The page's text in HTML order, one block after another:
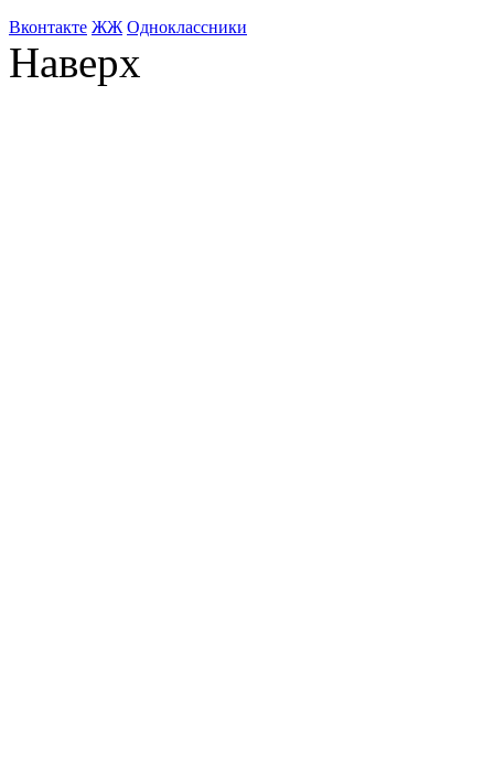
Bконтакте ЖЖ Одноклассники
Наверх